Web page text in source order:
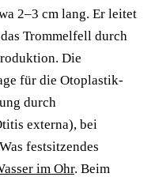
2–3 cm lang. Er leitet
Trommelfell durch
Die
für die Otoplastik-
durch
externa), bei
festsitzendes
im Ohr. Beim